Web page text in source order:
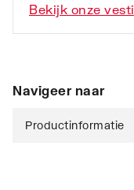
Bekijk onze
Navigeer naar
Productinformatie